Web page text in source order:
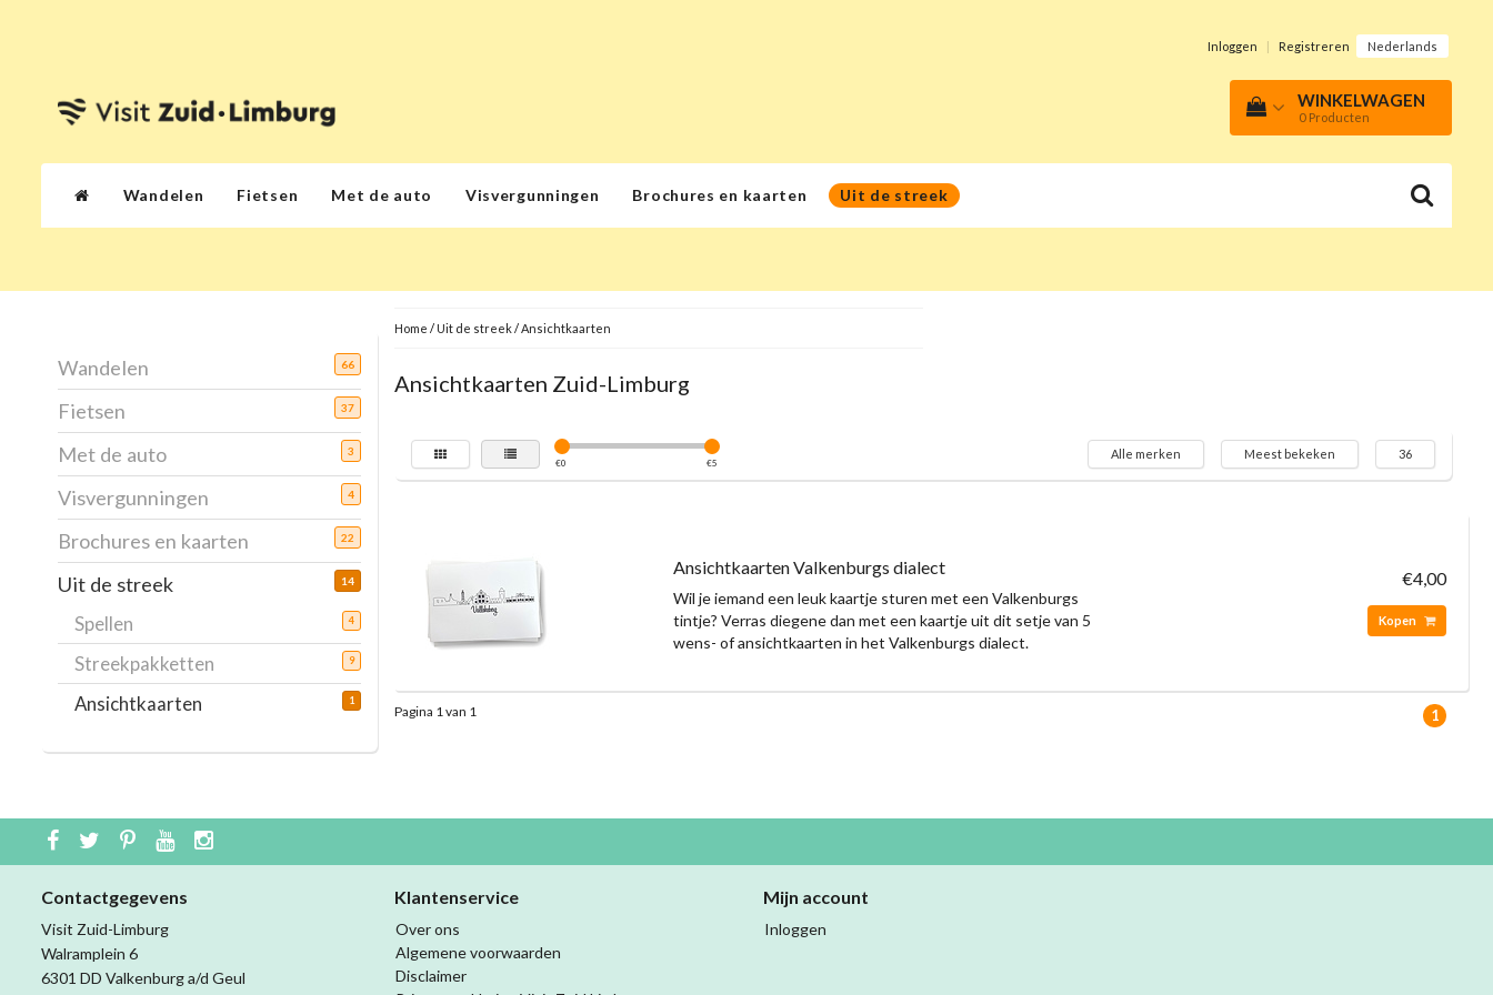
Inloggen | Registreren Nederlands
WINKELWAGEN
0 Producten
Wandelen Fietsen Met de auto Visvergunningen Brochures en kaarten Uit de streek
Wandelen 66
Fietsen 37
Met de auto 3
Visvergunningen 4
Brochures en kaarten 22
Uit de streek 14
Spellen 4
Streekpakketten 9
Ansichtkaarten 1
Home / Uit de streek/Ansichtkaarten
Ansichtkaarten Zuid-Limburg
€0 €5
Alle merken Meest bekeken 36
Ansichtkaarten Valkenburgs dialect
Wil je iemand een leuk kaartje sturen met een Valkenburgs
tintje? Verras diegene dan met een kaartje uit dit setje van 5
wens- of ansichtkaarten in het Valkenburgs dialect.
€4,00
Kopen
Pagina 1 van 1 1
Contactgegevens
Visit Zuid-Limburg
Walramplein 6
6301 DD Valkenburg a/d Geul
Klantenservice
Over ons
Algemene voorwaarden
Disclaimer
Mijn account
Inloggen